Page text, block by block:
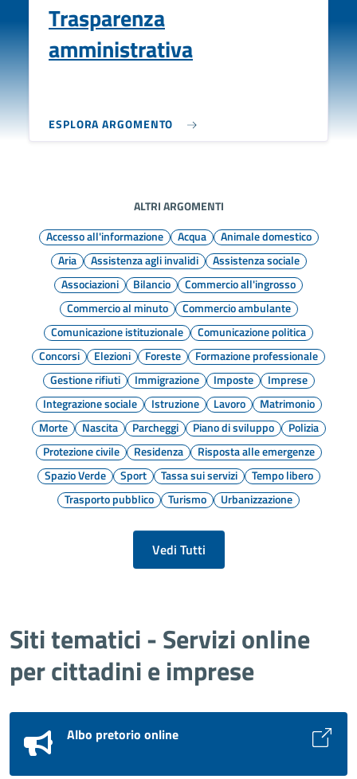
Trasparenza
amministrativa
ESPLORA ARGOMENTO
ALTRI ARGOMENTI
Accesso all'informazione
Acqua
Animale domestico
Aria
Assistenza agli invalidi
Assistenza sociale
Associazioni
Bilancio
Commercio all'ingrosso
Commercio al minuto
Commercio ambulante
Comunicazione istituzionale
Comunicazione politica
Concorsi
Elezioni Foreste
Formazione professionale
Gestione rifiuti
Immigrazione Imposte
Imprese
Integrazione sociale
Istruzione Lavoro
Matrimonio
Morte
Nascita Parcheggi Piano di sviluppo
Polizia
Protezione civile
Residenza
Risposta alle emergenze
Spazio Verde
Sport Tassa sui servizi
Tempo libero
Trasporto pubblico
Turismo Urbanizzazione
Vedi Tutti
Siti tematici - Servizi online
per cittadini e imprese
Albo pretorio online